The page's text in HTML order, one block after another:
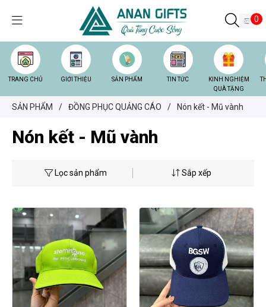
0
TRANG CHỦ GIỚI THIỆU SẢN PHẨM TIN TỨC
KINH NGHIỆM
QUÀ TẶNG
SẢN PHẨM / ĐỒNG PHỤC QUẢNG CÁO / Nón kết - Mũ vành
Nón kết - Mũ vành
Lọc sản phẩm Sắp xếp